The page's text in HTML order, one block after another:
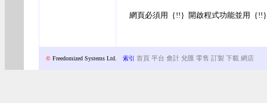
網頁必須用｛!!｝開啟程式功能並用｛!!
© Freedomized Systems Ltd. 索引 首頁 平台 會計 兌匯 零售 訂製 下載 網店